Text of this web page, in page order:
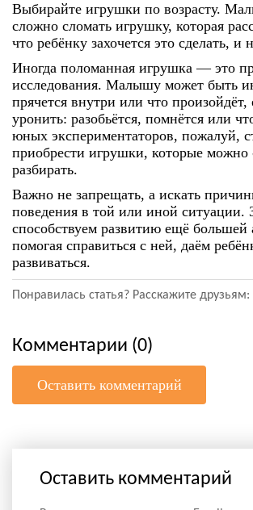
Выбирайте игрушки по возрасту.
сложно сломать игрушку, которая
что ребёнку захочется это сделать, и
Иногда поломанная игрушка — это
исследования. Малышу может быть
прячется внутри или что произойдёт,
уронить: разобьётся, помнётся или
юных экспериментаторов, пожалуй,
приобрести игрушки, которые можно
разбирать.
Важно не запрещать, а искать
поведения в той или иной ситуации.
способствуем развитию ещё большей
помогая справиться с ней, даём
развиваться.
Понравилась статья? Расскажите друзьям:
Комментарии (0)
Оставить комментарий
Оставить комментарий